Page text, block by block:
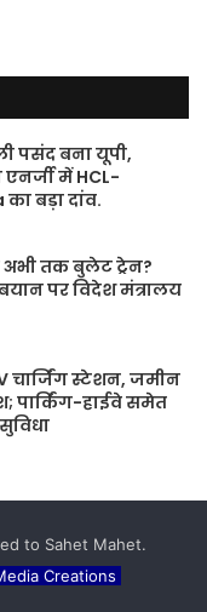
पसंद बना यूपी,
में HCL-
बड़ा दांव.
अभी तक बुलेट ट्रेन?
पर विदेश मंत्रालय
चार्जिंग स्टेशन, जमीन
पार्किंग-हाईवे समेत
to Sahet Mahet.
Creations